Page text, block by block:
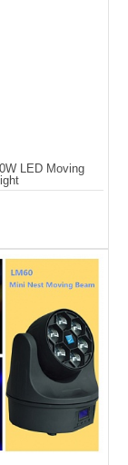
LED Moving